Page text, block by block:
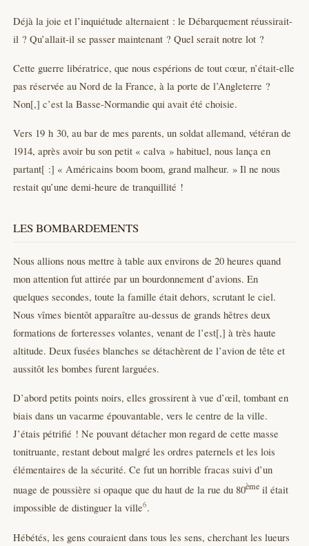
Déjà la joie et l’inquiétude alternaient : le Débarquement réussirait-
il ? Qu’allait-il se passer maintenant ? Quel serait notre lot ?
Cette guerre libératrice, que nous espérions de tout cœur, n’était-elle
pas réservée au Nord de la France, à la porte de l’Angleterre ?
Non[,] c’est la Basse-Normandie qui avait été choisie.
Vers 19 h 30, au bar de mes parents, un soldat allemand, vétéran de
1914, après avoir bu son petit « calva » habituel, nous lança en
partant[ :] « Américains boom boom, grand malheur. » Il ne nous
restait qu’une demi-heure de tranquillité !
LES BOMBARDEMENTS
Nous allions nous mettre à table aux environs de 20 heures quand
mon attention fut attirée par un bourdonnement d’avions. En
quelques secondes, toute la famille était dehors, scrutant le ciel.
Nous vîmes bientôt apparaître au-dessus de grands hêtres deux
formations de forteresses volantes, venant de l’est[,] à très haute
altitude. Deux fusées blanches se détachèrent de l’avion de tête et
aussitôt les bombes furent larguées.
D’abord petits points noirs, elles grossirent à vue d’œil, tombant en
biais dans un vacarme épouvantable, vers le centre de la ville.
J’étais pétrifié ! Ne pouvant détacher mon regard de cette masse
tonitruante, restant debout malgré les ordres paternels et les lois
élémentaires de la sécurité. Ce fut un horrible fracas suivi d’un
nuage de poussière si opaque que du haut de la rue du 80ème il était
impossible de distinguer la ville6.
Hébétés, les gens couraient dans tous les sens, cherchant les lueurs